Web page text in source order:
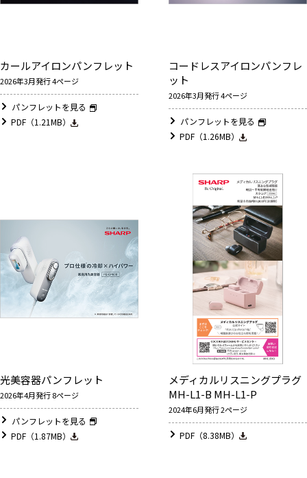
カールアイロンパンフレット
2026年3月発行 4ページ
パンフレットを見る
PDF（1.21MB）
コードレスアイロンパンフレ
ット
2026年3月発行 4ページ
パンフレットを見る
PDF（1.26MB）
光美容器パンフレット
2026年4月発行 8ページ
パンフレットを見る
PDF（1.87MB）
メディカルリスニングプラグ
MH-L1-B MH-L1-P
2024年6月発行 2ページ
PDF（8.38MB）